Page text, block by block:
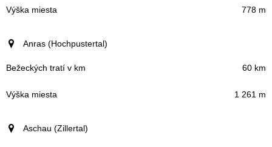
778 m
Anras (Hochpustertal)
60 km
1 261 m
Aschau (Zillertal)